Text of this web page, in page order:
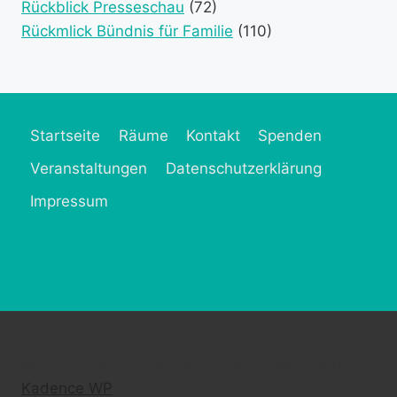
Rückblick Presseschau (72)
Rückmlick Bündnis für Familie (110)
Startseite Räume Kontakt
Spenden
Veranstaltungen
Datenschutzerklärung
Impressum